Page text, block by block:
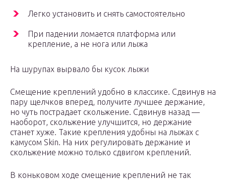
Легко установить и снять самостоятельно
При падении ломается платформа или
крепление, а не нога или лыжа
На шурупах вырвало бы кусок лыжи
Смещение креплений удобно в классике. Сдвинув на
пару щелчков вперед, получите лучшее держание,
но чуть пострадает скольжение. Сдвинув назад —
наоборот, скольжение улучшится, но держание
станет хуже. Такие крепления удобны на лыжах с
камусом Skin. На них регулировать держание и
скольжение можно только сдвигом креплений.
В коньковом ходе смещение креплений не так